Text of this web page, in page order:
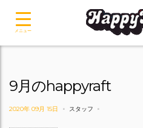
9月のhappyraft
2020年 09月 15日 スタッフ
メニュー